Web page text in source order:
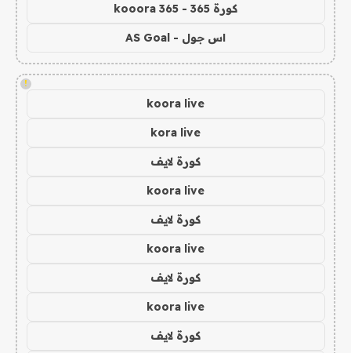
كورة 365 - kooora 365
اس جول - AS Goal
!
koora live
kora live
كورة لايف
koora live
كورة لايف
koora live
كورة لايف
koora live
كورة لايف